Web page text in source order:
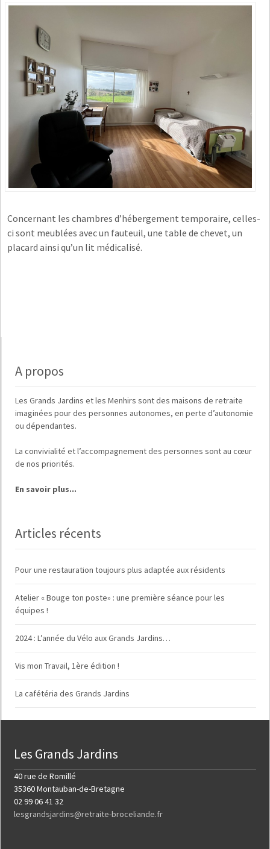
Concernant les chambres d’hébergement temporaire, celles-
ci sont meublées avec un fauteuil, une table de chevet, un
placard ainsi qu’un lit médicalisé.
A propos
LesGrands Jardins etles Menhirs sont des maisons de retraite
imaginées pour despersonnes autonomes, en perte d’autonomie
ou dépendantes.
Laconvivialité etl’accompagnement des personnes sont au cœur
de nos priorités.
En savoir plus...
Articles récents
Pour une restauration toujours plus adaptée aux résidents
Atelier « Bouge ton poste» : une première séance pour les
équipes !
2024 : L’année du Vélo aux Grands Jardins…
Vis mon Travail, 1ère édition !
La cafétéria des Grands Jardins
Les Grands Jardins
40 rue de Romillé
35360 Montauban-de-Bretagne
02 99 06 41 32
lesgrandsjardins@retraite-broceliande.fr